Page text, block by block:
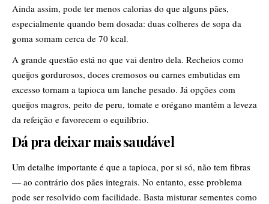
Ainda assim, pode ter menos calorias do que alguns pães,
especialmente quando bem dosada: duas colheres de sopa da
goma somam cerca de 70 kcal.
A grande questão está no que vai dentro dela. Recheios como
queijos gordurosos, doces cremosos ou carnes embutidas em
excesso tornam a tapioca um lanche pesado. Já opções com
queijos magros, peito de peru, tomate e orégano mantêm a leveza
da refeição e favorecem o equilíbrio.
Dá pra deixar mais saudável
Um detalhe importante é que a tapioca, por si só, não tem fibras
— ao contrário dos pães integrais. No entanto, esse problema
pode ser resolvido com facilidade. Basta misturar sementes como